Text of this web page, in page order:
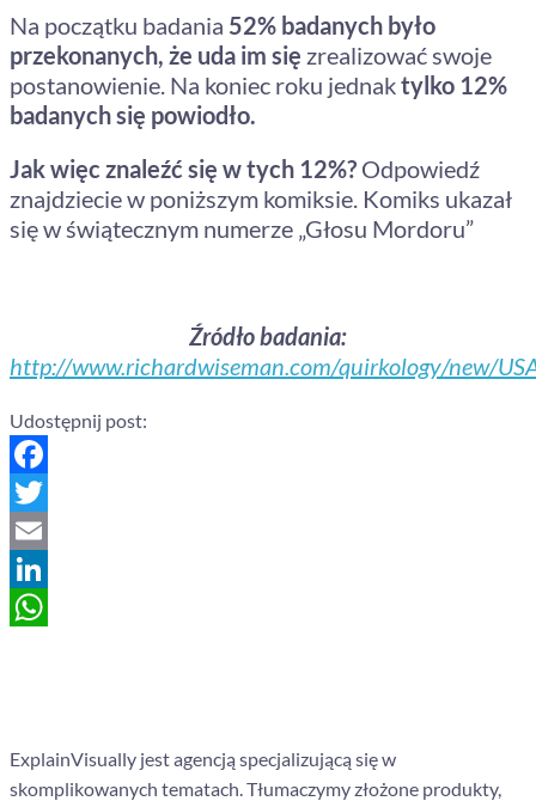
Na początku badania 52% badanych było
przekonanych, że uda im się zrealizować swoje
postanowienie. Na koniec roku jednaktylko 12%
badanych się powiodło.
Jak więc znaleźć się w tych 12%? Odpowiedź
znajdziecie w poniższym komiksie. Komiks ukazał
się w świątecznym numerze „Głosu Mordoru”
Źródło badania:
http://www.richardwiseman.com/quirkology/new/
Udostępnij post:
Facebook
Twitter
Email
LinkedIn
ExplainVisually jest agencją specjalizującą się w
skomplikowanych tematach. Tłumaczymy złożone produkty,